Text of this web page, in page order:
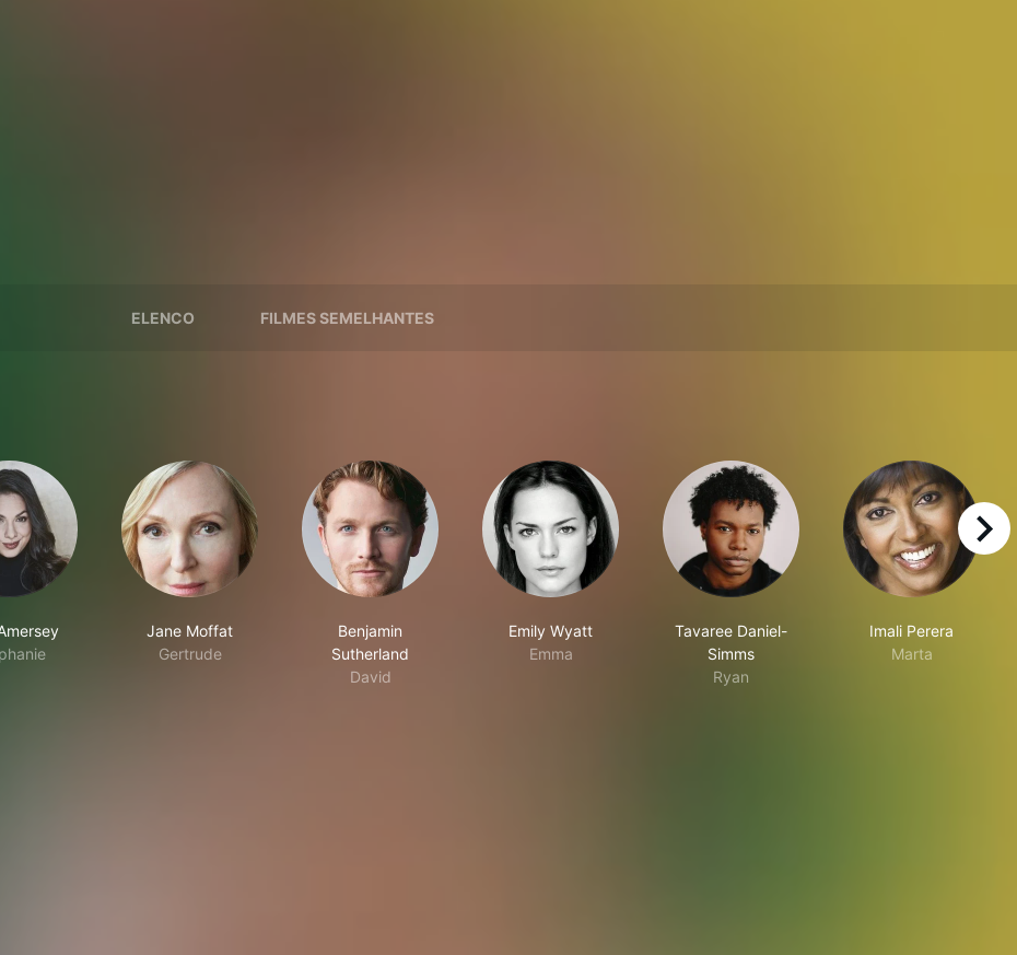
ELENCO FILMES SEMELHANTES
Jane Moffat
Gertrude
Benjamin
Sutherland
David
Emily Wyatt
Emma
Tavaree Daniel-
Simms
Ryan
Imali Perera
Marta
right